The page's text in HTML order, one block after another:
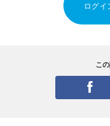
ログイ
こ